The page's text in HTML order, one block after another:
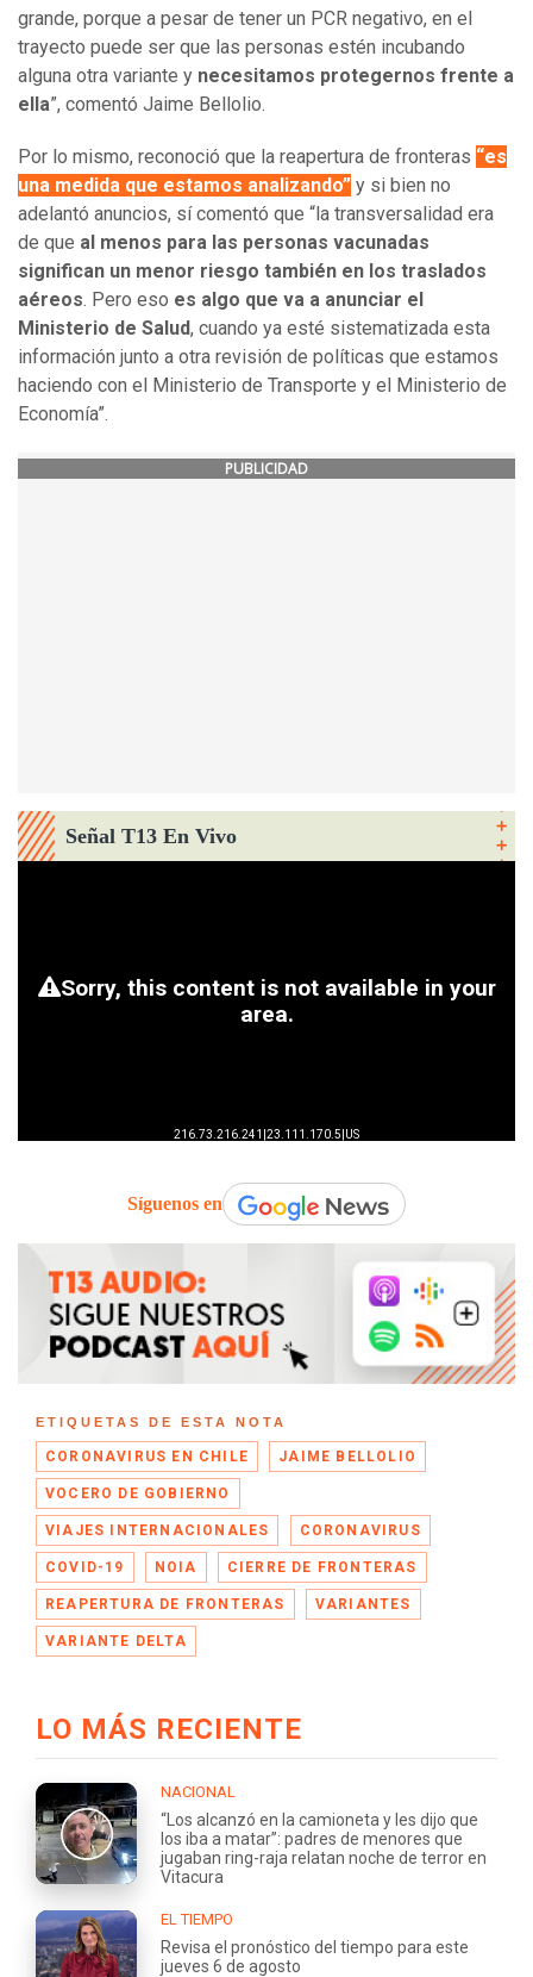
grande, porque a pesar de tener un PCR negativo, en el
trayecto puede ser que las personas estén incubando
alguna otra variante y necesitamos protegernos frente a
ella”, comentó Jaime Bellolio.
Por lo mismo, reconoció que la reapertura de fronteras “es
una medida que estamos analizando” y si bien no
adelantó anuncios, sí comentó que “la transversalidad era
de que al menos para las personas vacunadas
significan un menor riesgo también en los traslados
aéreos. Pero eso es algo que va a anunciar el
Ministerio de Salud, cuando ya esté sistematizada esta
información junto a otra revisión de políticas que estamos
haciendo con el Ministerio de Transporte y el Ministerio de
Economía”.
PUBLICIDAD
Señal T13 En Vivo
Síguenos en
ETIQUETAS DE ESTA NOTA
CORONAVIRUS EN CHILE JAIME BELLOLIO
VOCERO DE GOBIERNO
VIAJES INTERNACIONALES CORONAVIRUS
COVID-19 NOIA CIERRE DE FRONTERAS
REAPERTURA DE FRONTERAS VARIANTES
VARIANTE DELTA
LO MÁS RECIENTE
NACIONAL
“Los alcanzó en la camioneta y les dijo que
los iba a matar”: padres de menores que
jugaban ring-raja relatan noche de terror en
Vitacura
EL TIEMPO
Revisa el pronóstico del tiempo para este
jueves 6 de agosto